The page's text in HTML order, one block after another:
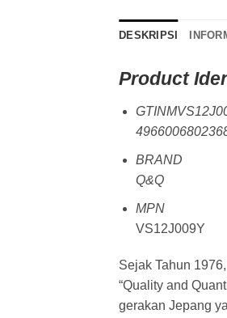
DESKRIPSI
Product
BRAND
Q&Q
MPN
VS12J009Y
Sejak Tahun
“Quality and
gerakan Jepang